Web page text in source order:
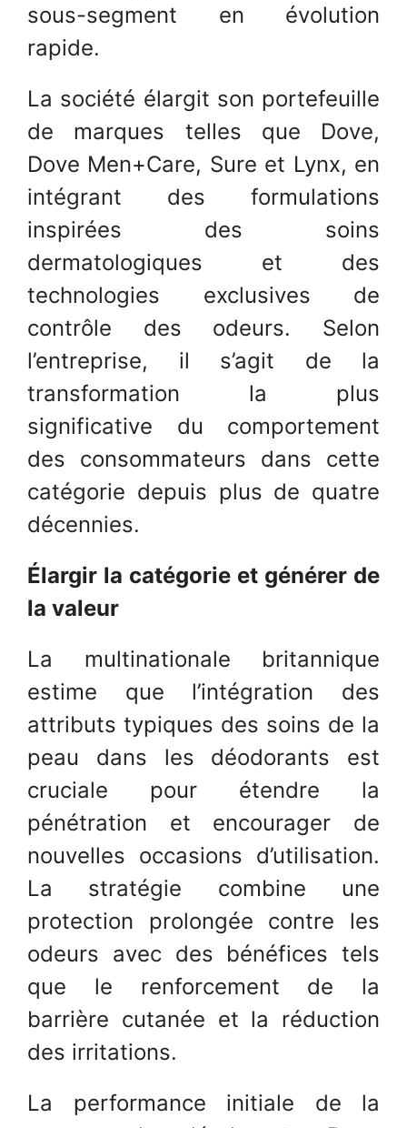
sous-segment en évolution
rapide.
La société élargit son portefeuille
de marques telles que Dove,
Dove Men+Care, Sure et Lynx, en
intégrant des formulations
inspirées des soins
dermatologiques et des
technologies exclusives de
contrôle des odeurs. Selon
l’entreprise, il s’agit de la
transformation la plus
significative du comportement
des consommateurs dans cette
catégorie depuis plus de quatre
décennies.
Élargir la catégorie et générer de
la valeur
La multinationale britannique
estime que l’intégration des
attributs typiques des soins de la
peau dans les déodorants est
cruciale pour étendre la
pénétration et encourager de
nouvelles occasions d’utilisation.
La stratégie combine une
protection prolongée contre les
odeurs avec des bénéfices tels
que le renforcement de la
barrière cutanée et la réduction
des irritations.
La performance initiale de la